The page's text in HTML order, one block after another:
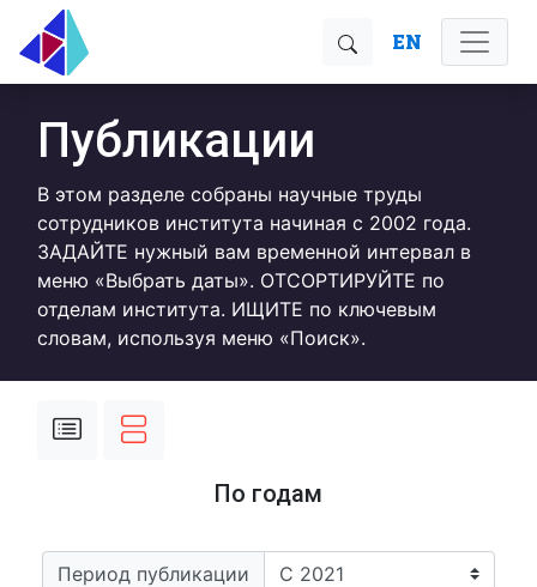
EN
Публикации
В этом разделе собраны научные труды
сотрудников института начиная с 2002 года.
ЗАДАЙТЕ нужный вам временной интервал в
меню «Выбрать даты». ОТСОРТИРУЙТЕ по
отделам института. ИЩИТЕ по ключевым
словам, используя меню «Поиск».
По годам
Период публикации